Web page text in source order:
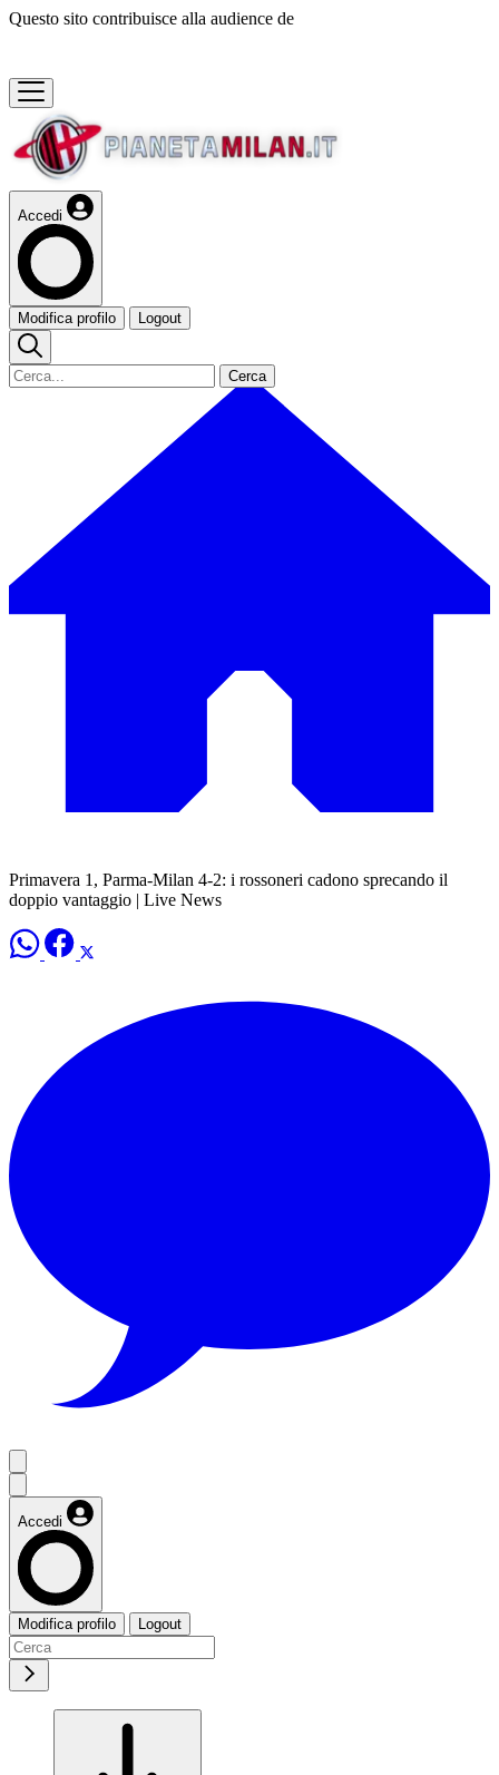
Questo sito contribuisce alla audience de
Accedi
Modifica profilo Logout
Cerca
Primavera 1, Parma-Milan 4-2: i rossoneri cadono sprecando il
doppio vantaggio | Live News
Accedi
Modifica profilo Logout